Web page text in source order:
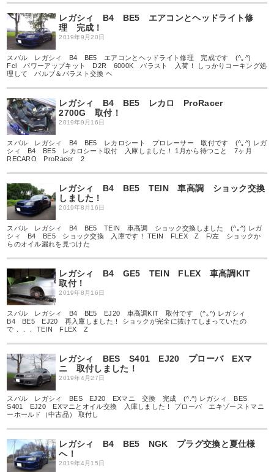
レガシィ B4 BE5 エアコンとヘッドライト修
理 完成！
2019年9月20日
スバル レガシィ B4 BE5 エアコンとヘッドライト修理 完成です (^｡^)
Fcl パワーアップキット D2R 6000K バラスト 入荷！ しっかりコーキング処
理して バルブ＆バラスト交換 ヘ
レガシィ B4 BE5 レカロ ProRacer
2700G 取付！
2019年9月16日
スバル レガシィ B4 BE5 レカロシート プロレーサー 取付です (^｡^) レガ
シィ B4 BE5 レカロシート取付 入庫しました！ 1月から待つこと 7ヶ月
RECARO ProRacer 2
レガシィ B4 BE5 TEIN 車高調 ショック交換
しました！
2019年8月16日
スバル レガシィ B4 BE5 TEIN 車高調 ショック交換しました (^｡^) レガ
シィ B4 BE5 ショック交換 入庫です！ TEIN FLEX Z F/左 ショックか
らのオイル漏れを見つけた
レガシィ B4 GE5 TEIN FLEX 車高調KIT
取付！
2019年8月16日
スバル レガシィ B4 BE5 EJ20 車高調KIT 取付です (^｡^) レガシィ
B4 BE5 EJ20 再入庫しました！ ショックが完全に抜けてしまっていたの
で．．． TEIN FLEX Z
レガシィ BES S401 EJ20 プローバ EXマ
ニ 取付しました！
2019年4月27日
スバル レガシィ BES EJ20 EXマニ 交換 完成 (^.^) レガシィ BES
S401 EJ20 EXマニとオイル交換 入庫しました！ プローバ エキゾーストマニ
ーホールド（中古品） 取付し
レガシィ B4 BE5 NGK プラグ交換と夏仕様
へ！
2019年4月15日